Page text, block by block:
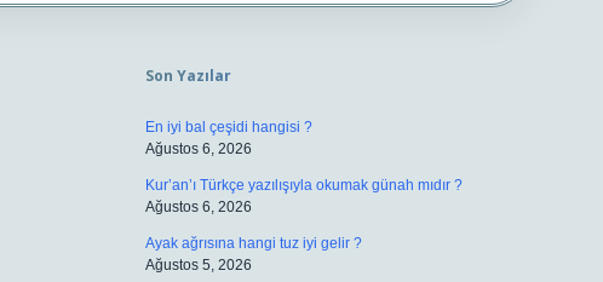
Son Yazılar
En iyi bal çeşidi hangisi ?
Ağustos 6, 2026
Kur’an’ı Türkçe yazılışıyla okumak günah mıdır ?
Ağustos 6, 2026
Ayak ağrısına hangi tuz iyi gelir ?
Ağustos 5, 2026